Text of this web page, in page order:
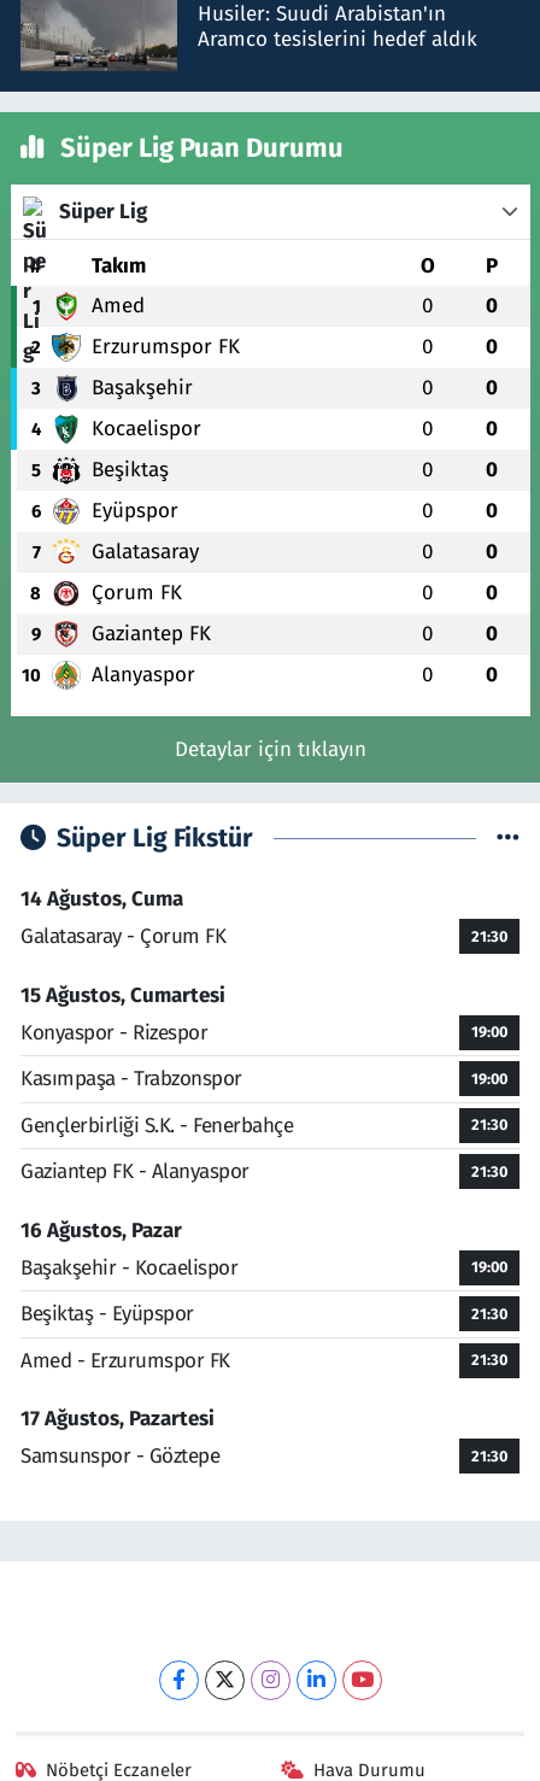
Husiler: Suudi Arabistan'ın
Aramco tesislerini hedef aldık
Süper Lig Puan Durumu
Süper Lig
# Takım O P
1 Amed 0 0
2 Erzurumspor FK 0 0
3 Başakşehir 0 0
4 Kocaelispor 0 0
5 Beşiktaş 0 0
6 Eyüpspor 0 0
7 Galatasaray 0 0
8 Çorum FK 0 0
9 Gaziantep FK 0 0
10 Alanyaspor 0 0
Detaylar için tıklayın
Süper Lig Fikstür
14 Ağustos, Cuma
Galatasaray - Çorum FK
21:30
15 Ağustos, Cumartesi
Konyaspor - Rizespor
19:00
Kasımpaşa - Trabzonspor 19:00
Gençlerbirliği S.K. - Fenerbahçe 21:30
Gaziantep FK - Alanyaspor 21:30
16 Ağustos, Pazar
Başakşehir - Kocaelispor
19:00
Beşiktaş - Eyüpspor 21:30
Amed - Erzurumspor FK 21:30
17 Ağustos, Pazartesi
Samsunspor - Göztepe
21:30
Nöbetçi Eczaneler Hava Durumu